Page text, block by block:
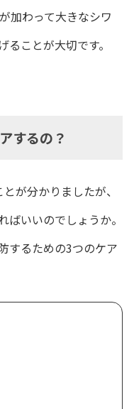
加わって大きなシワ
ことが大切です。
するの？
が分かりましたが、
いいのでしょうか。
するための3つのケア